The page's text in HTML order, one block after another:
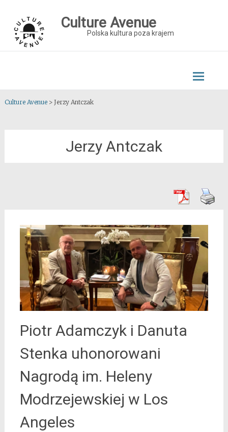
content
Culture Avenue
Polska kultura poza krajem
Culture Avenue> Jerzy Antczak
Jerzy Antczak
Piotr Adamczyk i Danuta
Stenka uhonorowani
Nagrodą im. Heleny
Modrzejewskiej w Los
Angeles